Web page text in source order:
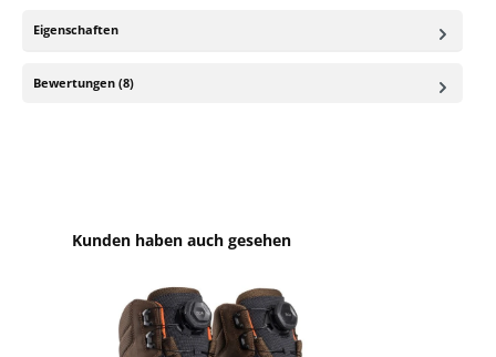
Eigenschaften
Bewertungen (8)
Produktgalerie überspringen
Kunden haben auch gesehen